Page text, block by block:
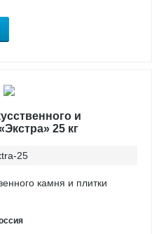
и
25 кг
25
камня и плитки